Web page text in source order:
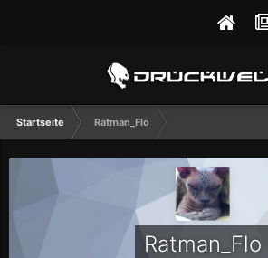
Startseite Ratman_Flo
Ratman_Flo